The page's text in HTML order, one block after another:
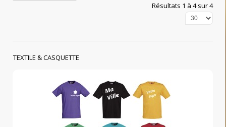
Résultats 1 à 4 sur 4
TEXTILE & CASQUETTE